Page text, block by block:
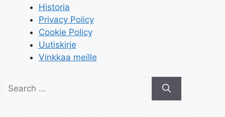
Historia
Privacy Policy
Cookie Policy
Uutiskirje
Vinkkaa meille
for: